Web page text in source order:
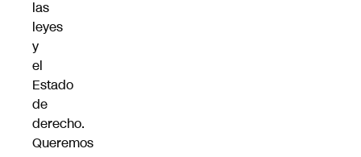
las
leyes
y
el
Estado
de
derecho.
Queremos